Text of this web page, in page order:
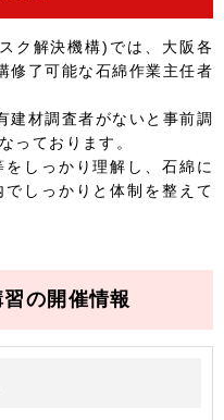
ク解決機構)では、大阪各
修了可能な石綿作業主任者
建材調査者がないと事前調
っております。
しっかり理解し、石綿に
しっかりと体制を整えて
の開催情報